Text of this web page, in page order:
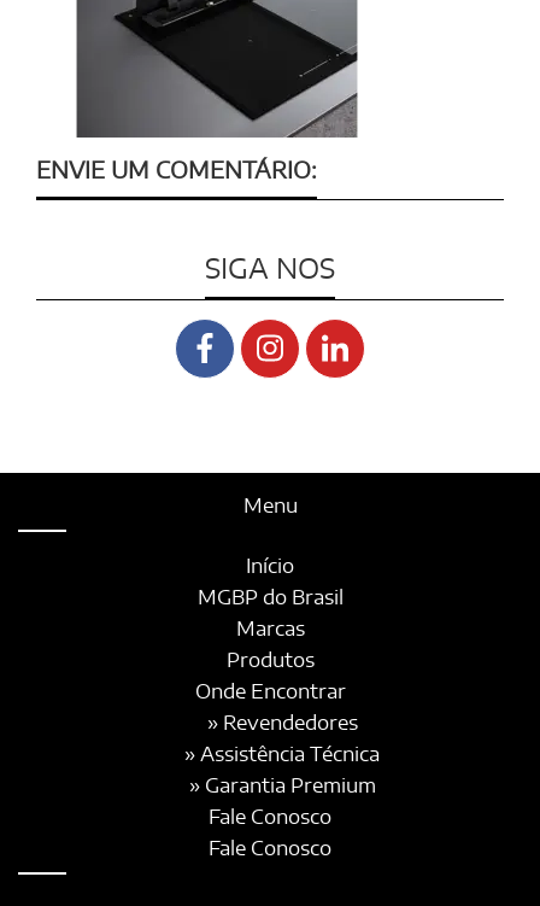
ENVIE UM COMENTÁRIO:
SIGA NOS
Menu
Início
MGBP do Brasil
Marcas
Produtos
Onde Encontrar
» Revendedores
» Assistência Técnica
» Garantia Premium
Fale Conosco
Fale Conosco